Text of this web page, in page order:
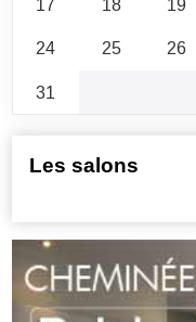
17
18 19
24
25 26
31
Les salons